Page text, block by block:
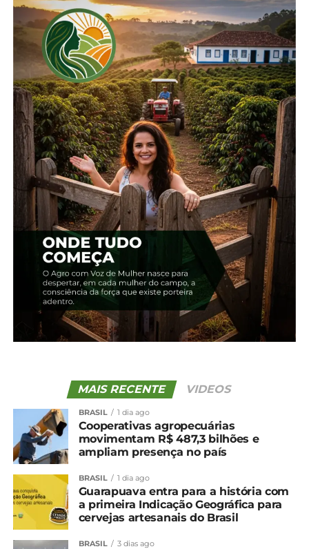
2024 (de janeiro a abril), o Brasil exportou 36,79
milhões de toneladas de soja, um recorde para o
período e 10% superior ao volume escoado no
mesmo comparativo do ano passado, de acordo
com a Secex.
*Cepea
Compartilhe isso:
Facebook 18+
Relacionado
Demanda externa e
incerteza climática
sustentam avanço no
preço da soja
23 de fevereiro, 2026
Em "Brasil"
Soja: Greve na Argentina
eleva demanda por
derivados brasileiros
20 de maio, 2024
Em "Brasil"
amenizam baixas de
preços no spot
24 de março, 2025
Em "Brasil"
TÓPICOS RELACIONADOS:
UP NEXT
Governo Federal autoriza importação de
arroz
NÃO PERCA
MAIS RECENTE VIDEOS
BRASIL 1 dia ago
Cooperativas agropecuárias
movimentam R$ 487,3 bilhões e
ampliam presença no país
BRASIL 1 dia ago
Guarapuava entra para a história com
a primeira Indicação Geográfica para
cervejas artesanais do Brasil
BRASIL 3 dias ago